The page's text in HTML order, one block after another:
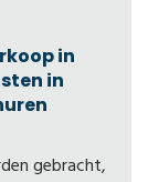
in
in
gebracht,